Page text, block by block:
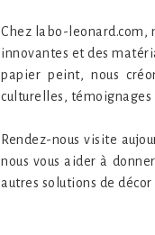
Chez labo-leonard.com,
innovantes et des
papier peint, nous
culturelles,
Rendez-nous visite
nous vous aider à
autres solutions de